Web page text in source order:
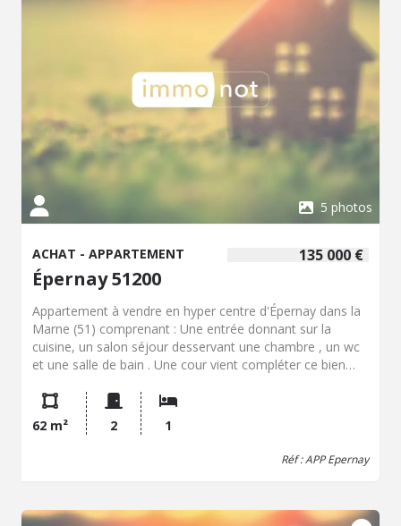
5 photos
135 000 €
ACHAT - APPARTEMENT
Épernay 51200
Appartement à vendre en hyper centre d'Épernay dans la
Marne (51) comprenant : Une entrée donnant sur la
cuisine, un salon séjour desservant une chambre , un wc
et une salle de bain . Une cour vient compléter ce bien
62 m² 2 1
Réf : APP Epernay